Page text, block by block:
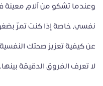
وعندما تشكو من آلامٍ
نفسي، خاصة إذا كنت تمرّ
عن كيفية تعزيز صحتك
لا تعرف الفروق الدقيقة بينها.